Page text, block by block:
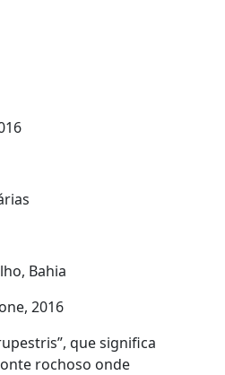
Bahia
2016
que significa
rochoso onde